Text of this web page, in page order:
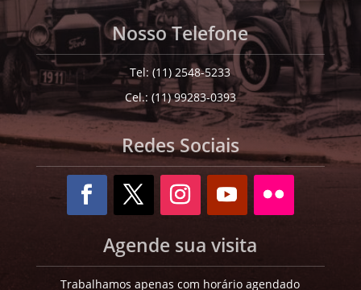
Nosso Telefone
Tel: (11) 2548-5233
Cel.: (11) 99283-0393
Redes Sociais
Agende sua visita
Trabalhamos apenas com horário agendado